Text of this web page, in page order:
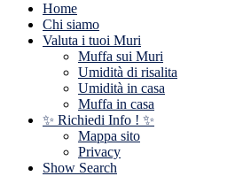
Home
Chi siamo
Valuta i tuoi Muri
Muffa sui Muri
Umidità di risalita
Umidità in casa
Muffa in casa
✨ Richiedi Info ! ✨
Mappa sito
Privacy
Show Search